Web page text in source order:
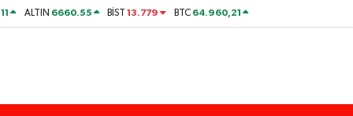
ALTIN 6660.55 BİST13.779 BTC 64.960,21